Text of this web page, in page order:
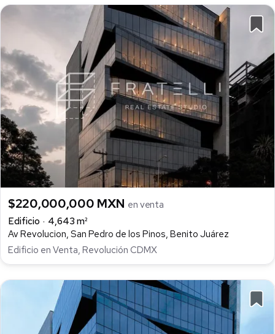
$220,000,000 MXN en venta
Edificio
4,643 m²
Av Revolucion, San Pedro de los Pinos, Benito Juárez
Edificio en Venta, Revolución CDMX